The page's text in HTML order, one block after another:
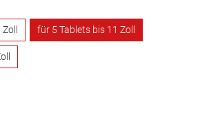
für 5 Tablets bis 11 Zoll